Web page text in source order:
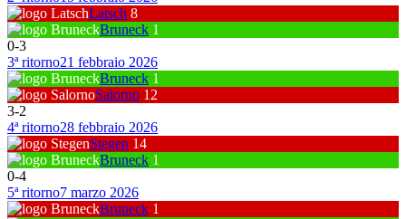
Latsch 8
Bruneck 1
0-3
3ª ritorno21 febbraio 2026
Bruneck 1
Salorno 12
3-2
4ª ritorno28 febbraio 2026
Stegen 14
Bruneck 1
0-4
5ª ritorno7 marzo 2026
Bruneck 1